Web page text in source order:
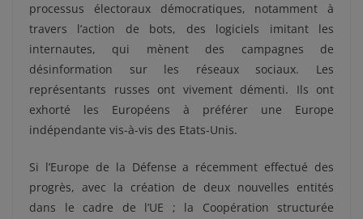
processus électoraux démocratiques, notamment à
travers l’action de bots, des logiciels imitant les
internautes, qui mènent des campagnes de
désinformation sur les réseaux sociaux. Les
représentants russes ont vivement démenti. Ils ont
exhorté les Européens à préférer une Europe
indépendante vis-à-vis des Etats-Unis.
Si l’Europe de la Défense a récemment effectué des
progrès, avec la création de deux nouvelles entités
dans le cadre de l’UE ; la Coopération structurée